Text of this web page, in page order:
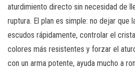
aturdimiento directo sin necesidad de
ruptura. El plan es simple: no dejar que
escudos rápidamente, controlar el
colores más resistentes y forzar el
con un arma potente, ayuda mucho a